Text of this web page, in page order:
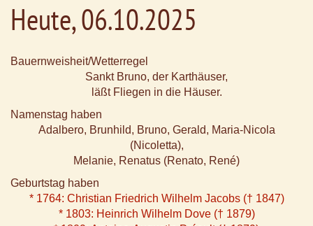
Heute, 06.10.2025
Bauernweisheit/Wetterregel
Sankt Bruno, der Karthäuser,
läßt Fliegen in die Häuser.
Namenstag haben
Adalbero, Brunhild, Bruno, Gerald, Maria-Nicola
(Nicoletta),
Melanie, Renatus (Renato, René)
Geburtstag haben
* 1764: Christian Friedrich Wilhelm Jacobs († 1847)
* 1803: Heinrich Wilhelm Dove († 1879)